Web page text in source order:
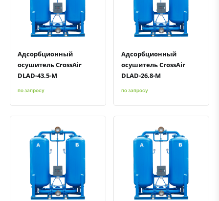
Быстрый просмотрДобавить к сравнению
Добавить в избранное
Адсорбционный
осушитель CrossAir
DLAD-43.5-M
по запросу
Быстрый просмотрДобавить к сравнению
Добавить в избранное
Адсорбционный
осушитель CrossAir
DLAD-26.8-M
по запросу
Быстрый просмотрДобавить к сравнению
Добавить в избранное Быстрый просмотрДобавить к сравнению
Добавить в избранное